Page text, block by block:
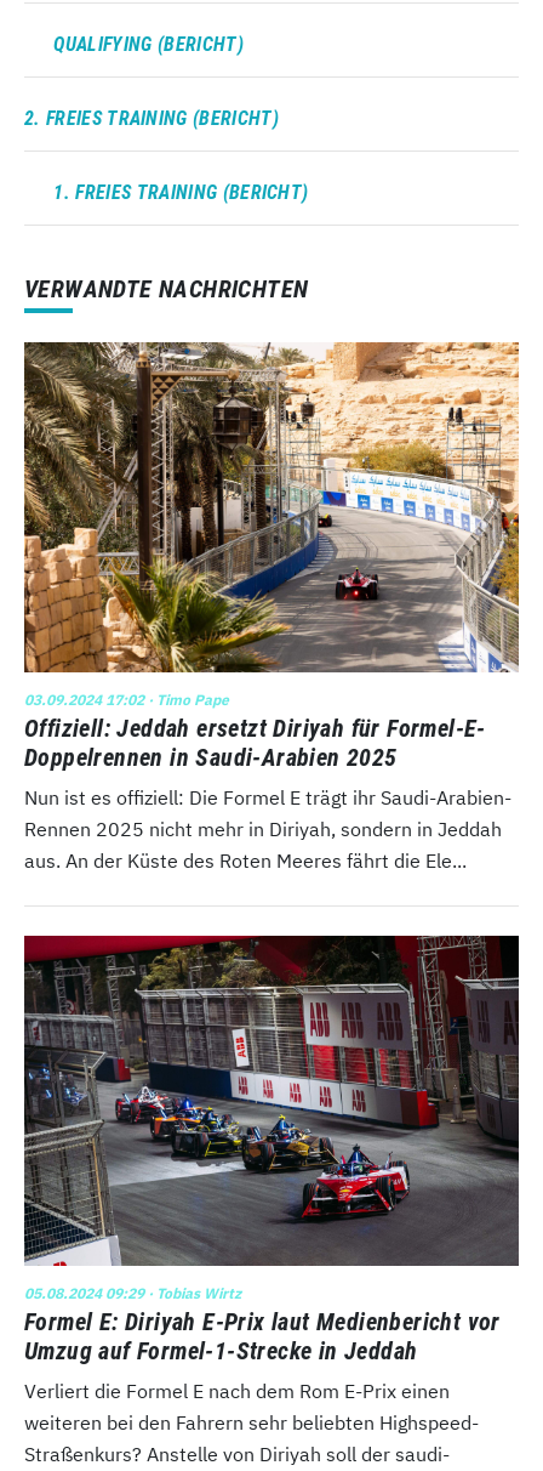
QUALIFYING (BERICHT)
2. FREIES TRAINING (BERICHT)
1. FREIES TRAINING (BERICHT)
VERWANDTE NACHRICHTEN
03.09.2024 17:02· Timo Pape
Offiziell: Jeddah ersetzt Diriyah für Formel-E-
Doppelrennen in Saudi-Arabien 2025
Nun ist es offiziell: Die Formel E trägt ihr Saudi-Arabien-
Rennen 2025 nicht mehr in Diriyah, sondern in Jeddah
aus. An der Küste des Roten Meeres fährt die Ele...
05.08.2024 09:29· Tobias Wirtz
Formel E: Diriyah E-Prix laut Medienbericht vor
Umzug auf Formel-1-Strecke in Jeddah
Verliert die Formel E nach dem Rom E-Prix einen
weiteren bei den Fahrern sehr beliebten Highspeed-
Straßenkurs? Anstelle von Diriyah soll der saudi-